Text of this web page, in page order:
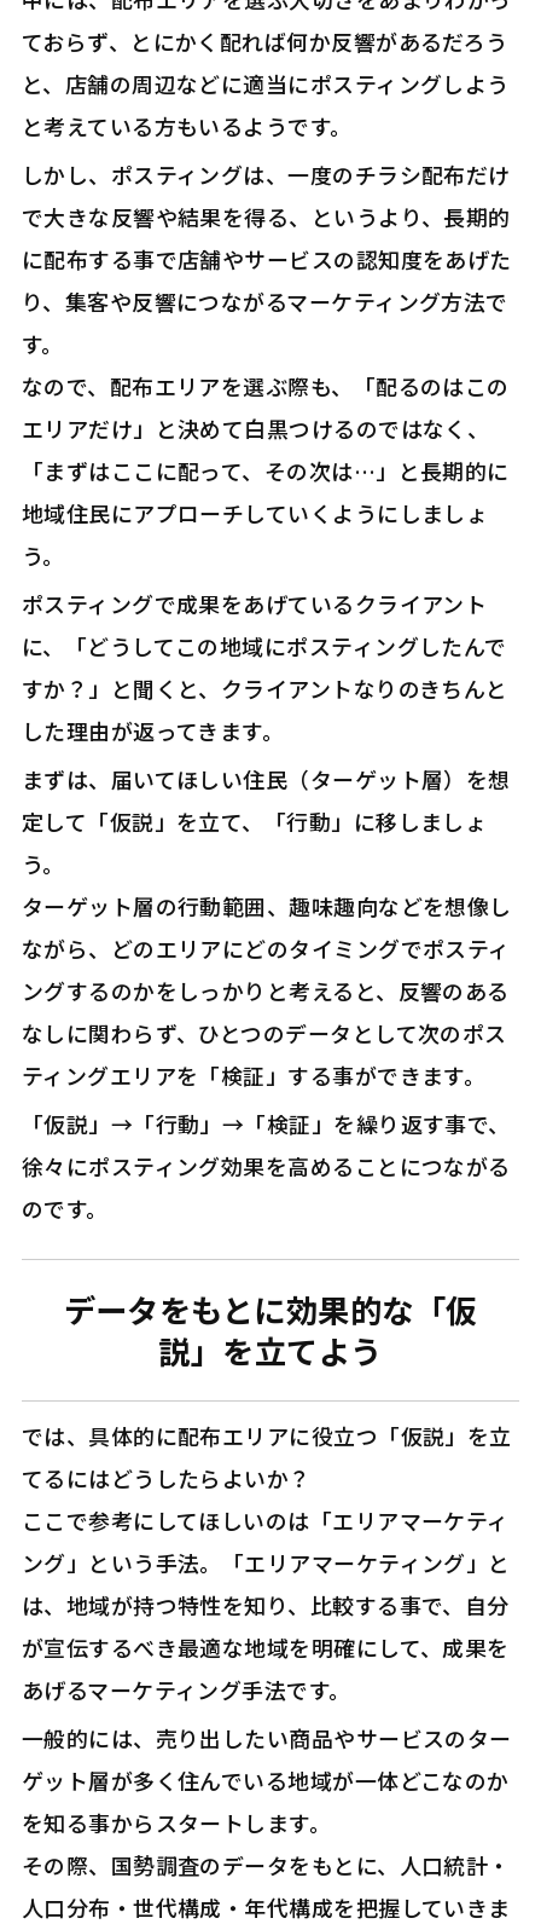
ておらず、とにかく配れば何か反響があるだろう
と、店舗の周辺などに適当にポスティングしよう
と考えている方もいるようです。
しかし、ポスティングは、一度のチラシ配布だけ
で大きな反響や結果を得る、というより、長期的
に配布する事で店舗やサービスの認知度をあげた
り、集客や反響につながるマーケティング方法で
す。
なので、配布エリアを選ぶ際も、「配るのはこの
エリアだけ」と決めて白黒つけるのではなく、
「まずはここに配って、その次は…」と長期的に
地域住民にアプローチしていくようにしましょ
う。
ポスティングで成果をあげているクライアント
に、「どうしてこの地域にポスティングしたんで
すか？」と聞くと、クライアントなりのきちんと
した理由が返ってきます。
まずは、届いてほしい住民（ターゲット層）を想
定して「仮説」を立て、「行動」に移しましょ
う。
ターゲット層の行動範囲、趣味趣向などを想像し
ながら、どのエリアにどのタイミングでポスティ
ングするのかをしっかりと考えると、反響のある
なしに関わらず、ひとつのデータとして次のポス
ティングエリアを「検証」する事ができます。
「仮説」→「行動」→「検証」を繰り返す事で、
徐々にポスティング効果を高めることにつながる
のです。
データをもとに効果的な「仮
説」を立てよう
では、具体的に配布エリアに役立つ「仮説」を立
てるにはどうしたらよいか？
ここで参考にしてほしいのは「エリアマーケティ
ング」という手法。「エリアマーケティング」と
は、地域が持つ特性を知り、比較する事で、自分
が宣伝するべき最適な地域を明確にして、成果を
あげるマーケティング手法です。
一般的には、売り出したい商品やサービスのター
ゲット層が多く住んでいる地域が一体どこなのか
を知る事からスタートします。
その際、国勢調査のデータをもとに、人口統計・
人口分布・世代構成・年代構成を把握していきま